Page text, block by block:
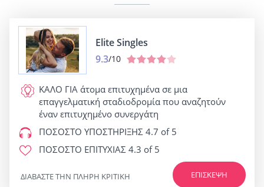
Elite Singles
9.3/10
ΚΑΛΟ ΓΙΑ άτομα επιτυχημένα σε μια
επαγγελματική σταδιοδρομία που αναζητούν
έναν επιτυχημένο συνεργάτη
ΠΟΣΟΣΤΟ ΥΠΟΣΤΗΡΙΞΗΣ 4.7 of 5
ΠΟΣΟΣΤΟ ΕΠΙΤΥΧΙΑΣ 4.3 of 5
ΕΠΊΣΚΕΨΗ
ΔΙΑΒΆΣΤΕ ΤΗΝ ΠΛΉΡΗ ΚΡΙΤΙΚΉ